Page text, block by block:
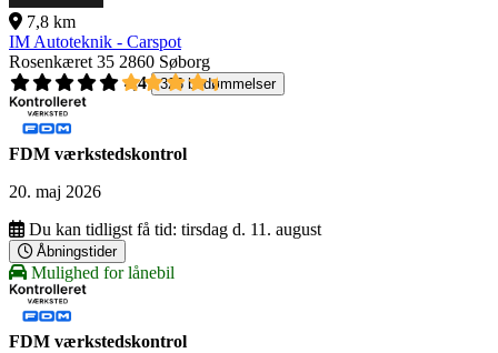
7,8 km
IM Autoteknik - Carspot
Rosenkæret 35 2860 Søborg
4,4
326 bedømmelser
FDM værkstedskontrol
20. maj 2026
Du kan tidligst få tid: tirsdag d. 11. august
Åbningstider
Mulighed for lånebil
FDM værkstedskontrol